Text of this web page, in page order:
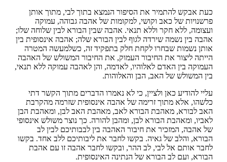
כעת אבקש להתמיר את הסיפור הנמצא בתוך לבי, מתוך אותן
פרשנויות של כאב וקושי, למקומות של אהבה גבוהה, עמוקה
ועצומה, ללא חקר וללא תנאי. אהבה שבין הבורא לבין שלוחה שלו;
אהבה בין נשמה שירדה לגוף לבין הבורא שלה; אהבה אינסופית בין
אותן נשמות שבחרו לקחת חלק בתפקיד זה, כשלמעשה המטרה
הייתה ליצור את החיבור העמוק, את החיבור המשולש של האהבה
העמוקה בין האדם לאלוהיו, לאדמה, והן לאהבה עמוקה ללא תנאי,
בין המשולש של האב, הבן והאלוהות.
עליי להודיע כאן ולציין, כי לא נאמרו הדברים מתוך הקשר דתי
כלשהו, אלא מתוך זרימה של אהבה אינסופית שזרמה מהקרבת
האב לבורא, מאהבת הבורא לאב, מאהבת האב לבן, ומאהבת הבן
לאביו, ומאהבת הבורא לבן, ומהבן להורה. כך נוצר משולש אינסופי
של אהבה, המזכיר את חיבור האהבה בין לבבותיכם לבין לב
הבורא, והלב של גאיה. בקשו לחבר את ליבותיכם ללב אחד. בקשו
לחבר אותם אל לבי, לב ההר, ובקשו לחבר אהבה זו עם אהבת
הבורא, ועם לב הבורא של הנתינה האינסופית.